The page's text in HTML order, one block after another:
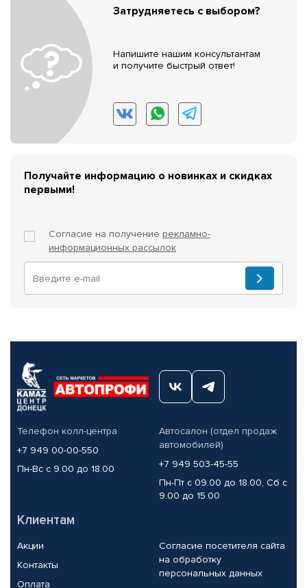
Затрудняетесь с выбором?
Напишите нашим консультантам
и получите быстрый ответ!
Получайте информацию о новинках и скидках
первыми!
Согласие на получение рекламно-
информационных рассылок
Телефон колл-центра
+7 949 00-00-550
Пн-Вс с 9.00 до 18.00
Автосалон (отдел продаж
автомобилей)
+7 949 503-45-55
Пн-Пт с 09.00 до 18.00, Сб с
9.00 до 15.00
Клиентам
Акции
Контакты
Оплата
Согласие посетителя сайта
на обработку
персональных данных